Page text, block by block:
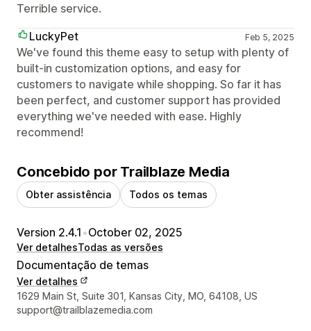
Terrible service.
LuckyPet
Feb 5, 2025
We've found this theme easy to setup with plenty of
built-in customization options, and easy for
customers to navigate while shopping. So far it has
been perfect, and customer support has provided
everything we've needed with ease. Highly
recommend!
Concebido por Trailblaze Media
Obter assistência Todos os temas
Version 2.4.1 •October 02, 2025
Ver detalhesTodas as versões
Documentação de temas
Ver detalhes
Detalhes de contacto do designer
1629 Main St, Suite 301, Kansas City, MO, 64108, US
support@trailblazemedia.com